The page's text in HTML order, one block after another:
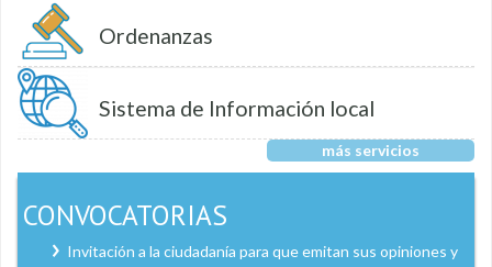
Ordenanzas
Sistema de Información local
más servicios
CONVOCATORIAS
Invitación a la ciudadanía para que emitan sus opiniones y